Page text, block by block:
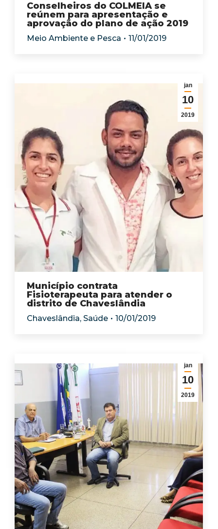
Conselheiros do COLMEIA se
reúnem para apresentação e
aprovação do plano de ação 2019
Meio Ambiente e Pesca 11/01/2019
jan
10
2019
Município contrata
Fisioterapeuta para atender o
distrito de Chaveslândia
Chaveslândia, Saúde 10/01/2019
jan
10
2019